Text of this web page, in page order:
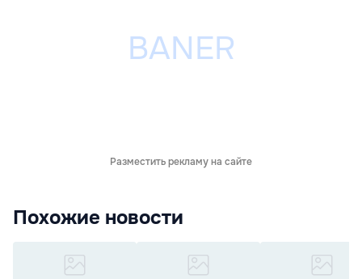
Разместить рекламу на сайте
Похожие новости